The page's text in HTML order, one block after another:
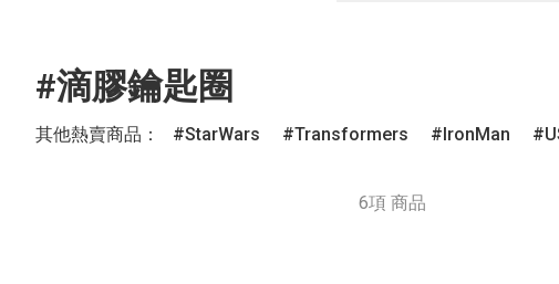
#滴膠鑰匙圈
其他熱賣商品： StarWars Transformers IronMan
6項 商品